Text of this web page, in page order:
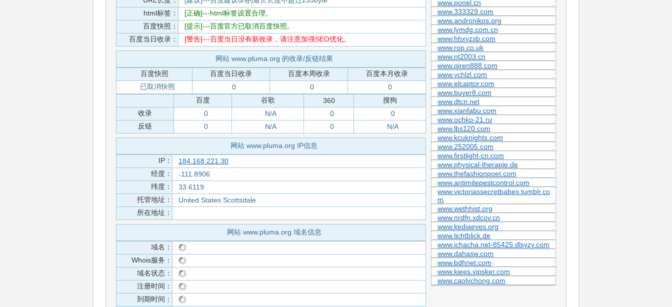
html标签：
[正确]---html标签设置合理。
百度快照：
[提示]---百度官方已取消百度快照。
百度当日收录：
[警告]---百度当日没有新收录，请注意加强SEO优化。
网站 www.pluma.org 的收录/反链结果
百度快照
百度当日收录 百度本周收录
百度本月收录
已取消快照
0 0
0
百度
谷歌 360
搜狗
收录
0 N/A 0
0
反链
0 N/A 0 N/A
网站 www.pluma.org IP信息
IP：
184.168.221.30
经度：
-111.8906
纬度：
33.6119
托管地址：
United States Scottsdale
所在地址：
网站 www.pluma.org 域名信息
域名：
Whois服务：
域名状态：
注册时间：
到期时间：
www.ponel.cn
www.333329.com
www.andronikos.org
www.lymdg.com.cn
www.hhxyzsb.com
www.rop.co.uk
www.nt2003.cn
www.qiren888.com
www.ychlzl.com
www.elcaptor.com
www.buyer8.com
www.dtcn.net
www.xianfabu.com
www.ochko-21.ru
www.lbs120.com
www.kcuknights.com
www.252005.com
www.firstlight-cn.com
www.physical-therapie.de
www.thefashionpoet.com
www.antimitepestcontrol.com
www.victoriassecretbabes.tumblr.co
m
www.wethhist.org
www.nrdfn.xdcov.cn
www.kediaeyes.org
www.lichtblick.de
www.ichacha.net-85425.dlsyzy.com
www.dahasw.com
www.bdhnet.com
www.kiees.vipsker.com
www.caolvchong.com